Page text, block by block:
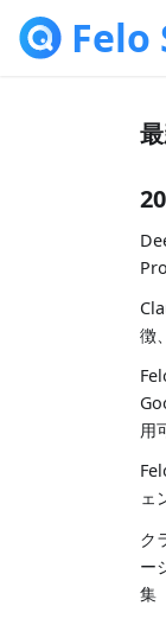
Felo
徴
用
ェ
ク
ー
集